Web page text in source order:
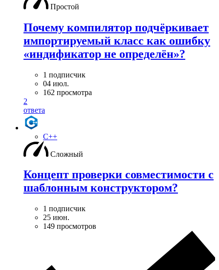
Простой
Почему компилятор подчёркивает
импортируемый класс как ошибку
«индификатор не определён»?
1 подписчик
04 июл.
162 просмотра
2
ответа
C++
Сложный
Концепт проверки совместимости с
шаблонным конструктором?
1 подписчик
25 июн.
149 просмотров